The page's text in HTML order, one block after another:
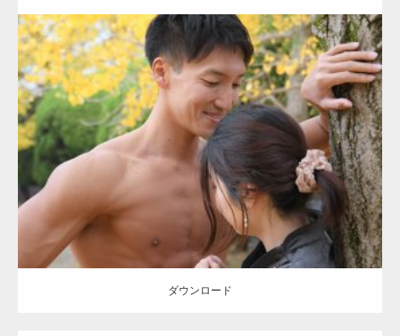
Update: 2021.07.8
Category:公園のマッチョ その他 AKIHITO(細マッチョ) 大胸筋 肩 腹
筋
ダウンロード
【YouTube】マッチョフリー素材メンバーが
ギネス世界記録…